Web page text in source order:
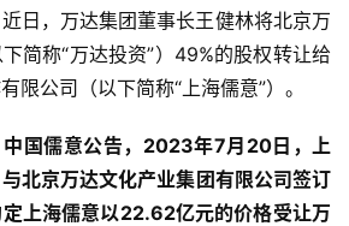
日，万达集团董事长王健林将北京万
简称“万达投资”）49%的股权转让给
限公司（以下简称“上海儒意”）。
国儒意公告，2023年7月20日，上
北京万达文化产业集团有限公司签订
上海儒意以22.62亿元的价格受让万